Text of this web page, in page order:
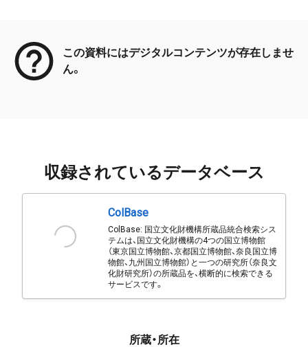
この資料にはデジタルコンテンツが存在しませ
ん。
収録されているデータベース
ColBase
ColBase: 国立文化財機構所蔵品統合検索シス
テムは、国立文化財機構の4つの国立博物館
（東京国立博物館、京都国立博物館、奈良国立博
物館、九州国立博物館）と一つの研究所（奈良文
化財研究所）の所蔵品を、横断的に検索できる
サービスです。
所蔵・所在